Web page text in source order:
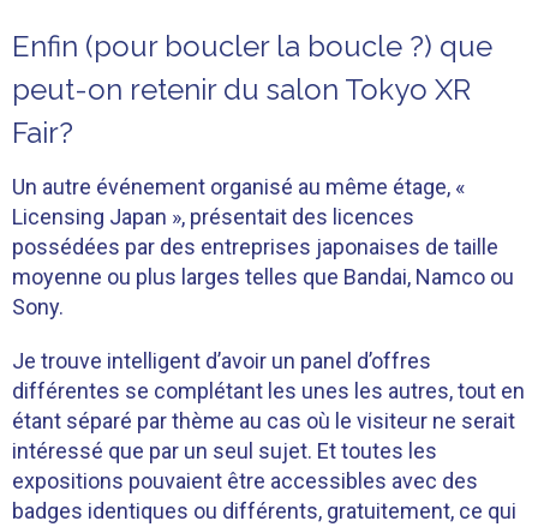
Enfin (pour boucler la boucle ?) que
peut-on retenir du salon Tokyo XR
Fair?
Un autre événement organisé au même étage, «
Licensing Japan », présentait des licences
possédées par des entreprises japonaises de taille
moyenne ou plus larges telles que Bandai, Namco ou
Sony.
Je trouve intelligent d’avoir un panel d’offres
différentes se complétant les unes les autres, tout en
étant séparé par thème au cas où le visiteur ne serait
intéressé que par un seul sujet. Et toutes les
expositions pouvaient être accessibles avec des
badges identiques ou différents, gratuitement, ce qui